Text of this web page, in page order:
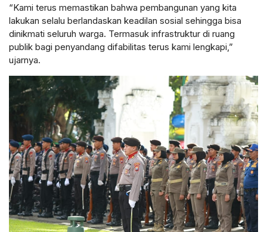
“Kami terus memastikan bahwa pembangunan yang kita
lakukan selalu berlandaskan keadilan sosial sehingga bisa
dinikmati seluruh warga. Termasuk infrastruktur di ruang
publik bagi penyandang difabilitas terus kami lengkapi,”
ujarnya.